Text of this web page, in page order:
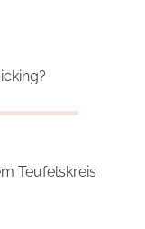
Teufelskreis